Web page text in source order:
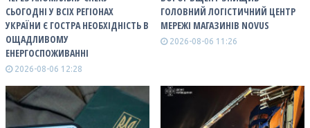
СЬОГОДНІ У ВСІХ РЕГІОНАХ
УКРАЇНИ Є ГОСТРА НЕОБХІДНІСТЬ В
ОЩАДЛИВОМУ
ЕНЕРГОСПОЖИВАННІ
2026-08-06 12:28
ГОЛОВНИЙ ЛОГІСТИЧНИЙ ЦЕНТР
МЕРЕЖІ МАГАЗИНІВ NOVUS
2026-08-06 11:26